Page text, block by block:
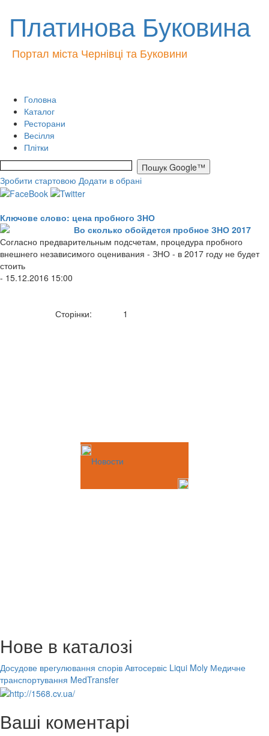
Платинова Буковина
Портал міста Чернівці та Буковини
Головна
Каталог
Ресторани
Весілля
Плітки
Зробити стартовою Додати в обрані
Ключове слово: цена пробного ЗНО
Во сколько обойдется пробное ЗНО 2017
Согласно предварительным подсчетам, процедура пробного
внешнего независимого оценивания - ЗНО - в 2017 году не будет
стоить
- 15.12.2016 15:00
Сторінки: 1
Новости
Нове в каталозі
Досудове врегулювання спорів Автосервіс Liqui Moly Медичне
транспортування MedTransfer
Ваші коментарі